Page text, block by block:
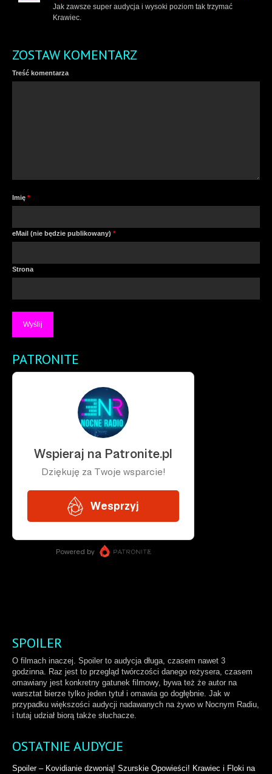
Jak zawsze super audycja i wysoki poziom tak trzymać
Krawiec.
ZOSTAW KOMENTARZ
Treść komentarza
Imię *
eMail (nie będzie publikowany) *
Strona
PATRONITE
SPOILER
O filmach inaczej. Spoiler to audycja długa, czasem nawet 3
godzinna. Raz jest to przegląd twórczości danego reżysera, czasem
omawiany jest konkretny gatunek filmowy, bywa też że autor na
warsztat bierze tylko jeden tytuł i omawia go dogłębnie. Jak w
przypadku większości audycji nadawanych na żywo w Nocnym Radiu,
i tutaj udział biorą także słuchacze.
OSTATNIE AUDYCJE
Spoiler – Kovidianie dzwonią! Szurskie Opowieści! Krawiec i Floki na